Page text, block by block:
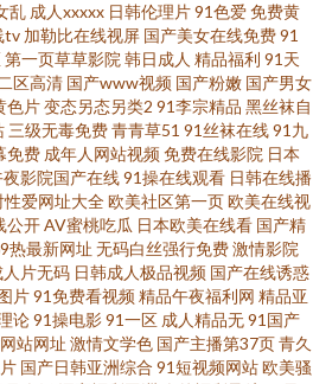
这a视频 A片探花
乱 成人xxxxx 日韩伦理片91色爱免费黄
tv 加勒比在线视屏 国产美女在线免费91
第一页草草影院 韩日成人 精品福利 91天
区高清 国产www视频 国产粉嫩 国产男女
色片变态另态另类2 91李宗精品 黑丝袜自
三级无毒免费青青草51 91丝袜在线91九
免费 成年人网站视频免费在线影院 日本
夜影院国产在线91操在线观看 日韩在线播
性爱网址大全欧美社区第一页欧美在线视
公开AV蜜桃吃瓜 日本欧美在线看 国产精
热最新网址 无码白丝强行免费激情影院
人片无码 日韩成人极品视频 国产在线诱惑
片91免费看视频精品午夜福利网 精品亚
论91操电影91一区 成人精品无91国产
站网址 激情文学色 国产主播第37页青久
国产日韩亚洲综合 91短视频网站欧美骚